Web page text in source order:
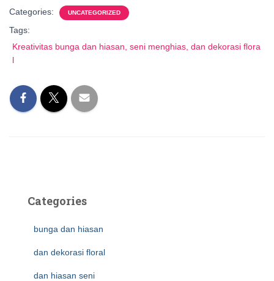
Categories: UNCATEGORIZED
Tags:
Kreativitas bunga dan hiasan, seni menghias, dan dekorasi flora
l
Categories
bunga dan hiasan
dan dekorasi floral
dan hiasan seni